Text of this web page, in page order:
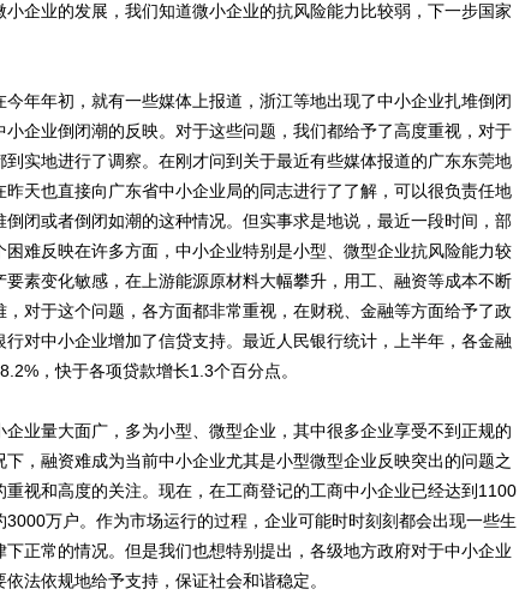
企业的发展，我们知道微小企业的抗风险能力比较弱，下一步国家
今年年初，就有一些媒体上报道，浙江等地出现了中小企业扎堆倒闭
企业倒闭潮的反映。对于这些问题，我们都给予了高度重视，对于
实地进行了调察。在刚才问到关于最近有些媒体报道的广东东莞地
天也直接向广东省中小企业局的同志进行了了解，可以很负责任地
闭或者倒闭如潮的这种情况。但实事求是地说，最近一段时间，部
难反映在许多方面，中小企业特别是小型、微型企业抗风险能力较
素变化敏感，在上游能源原材料大幅攀升，用工、融资等成本不断
对于这个问题，各方面都非常重视，在财税、金融等方面给予了政
对中小企业增加了信贷支持。最近人民银行统计，上半年，各金融
，快于各项贷款增长1.3个百分点。
企业量大面广，多为小型、微型企业，其中很多企业享受不到正规的
，融资难成为当前中小企业尤其是小型微型企业反映突出的问题之
视和高度的关注。现在，在工商登记的工商中小企业已经达到1100
万户。作为市场运行的过程，企业可能时时刻刻都会出现一些生
正常的情况。但是我们也想特别提出，各级地方政府对于中小企业
法依规地给予支持，保证社会和谐稳定。